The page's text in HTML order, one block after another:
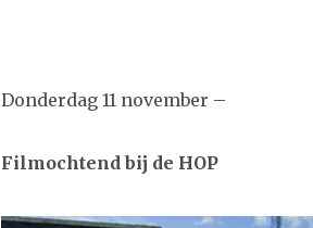
Donderdag 11 november –
Filmochtend bij de HOP